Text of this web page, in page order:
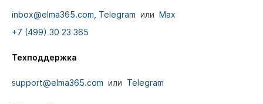
inbox@elma365.com, Telegram или Max
+7 (499) 30 23 365
Техподдержка
support@elma365.com или Telegram